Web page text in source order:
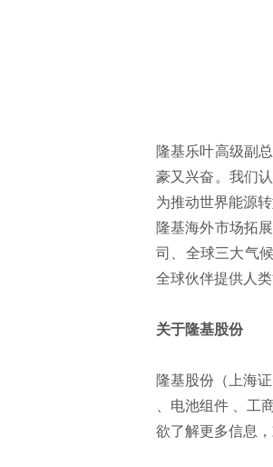
隆基乐叶高级副
豪又兴奋。我们
为推动世界能源
隆基海外市场拓
司、全球三大气
全球伙伴提供人
关于隆基股份
隆基股份（上海
、电池组件 、工
欲了解更多信息